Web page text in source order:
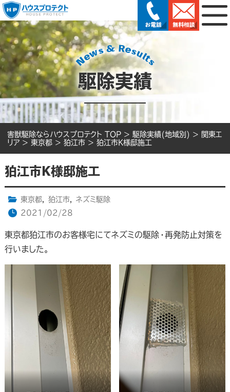
駆除実績
害獣駆除ならハウスプロテクト TOP > 駆除実績(地域別) > 関東エ
リア > 東京都 > 狛江市 > 狛江市K様邸施工
狛江市K様邸施工
東京都, 狛江市,
ネズミ駆除
2021/02/28
東京都狛江市のお客様宅にてネズミの駆除・再発防止対策を
行いました。